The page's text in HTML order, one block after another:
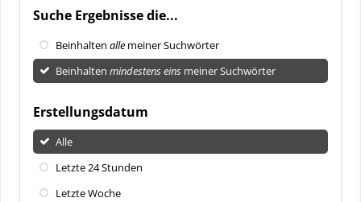
Suche Ergebnisse die...
Beinhalten alle meiner Suchwörter
Beinhalten mindestens eins meiner Suchwörter
Erstellungsdatum
Alle
Letzte 24 Stunden
Letzte Woche